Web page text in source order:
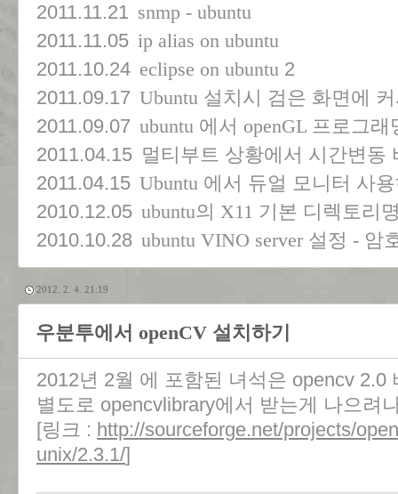
2011.11.21 snmp - ubuntu
2011.11.05 ip alias on ubuntu
2011.10.24 eclipse on ubuntu 2
2011.09.17 Ubuntu 설치시 검은 화면에
2011.09.07 ubuntu 에서 openGL 프로그래
2011.04.15 멀티부트 상황에서 시간변동
2011.04.15 Ubuntu 에서 듀얼 모니터 사
2010.12.05 ubuntu의 X11 기본 디렉토리
2010.10.28 ubuntu VINO server 설정 - 암
2012. 2. 4. 21:19
우분투에서 openCV 설치하기
2012년 2월 에 포함된 녀석은 opencv 2.0
별도로 opencvlibrary에서 받는게 나으려
[링크 : http://sourceforge.net/projects/
unix/2.3.1/]